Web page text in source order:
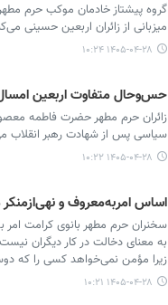
میزبانی از زائران اربعین حسینی
۱۴۰۵-۰۴-۲۸ ۱۰:۲۴
حس‌وحال متفاوت اربعین
زائران حرم مطهر حضرت فاطمه
سیاسی پس از شهادت رهبر انقلاب
۱۴۰۵-۰۴-۲۸ ۱۰:۲۲
اساس امربه‌معروف و
سخنران حرم مطهر بانوی کرامت
به معنای دخالت در کار دیگران
زیرا مؤمن نمی‌خواهد کسی را که
۱۴۰۵-۰۴-۲۸ ۱۰:۲۱